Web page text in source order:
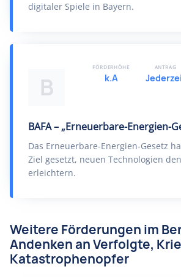
digitaler Spiele in Bayern.
B
BAFA – „Erneuerbare-Energien-
Das Erneuerbare-Energien-Gesetz
Ziel gesetzt, neuen Technologien
erleichtern.
FÖRDERHÖHE
k.A
ANTRAG
Weitere Förderungen im
Andenken an Verfolgte,
Katastrophenopfer